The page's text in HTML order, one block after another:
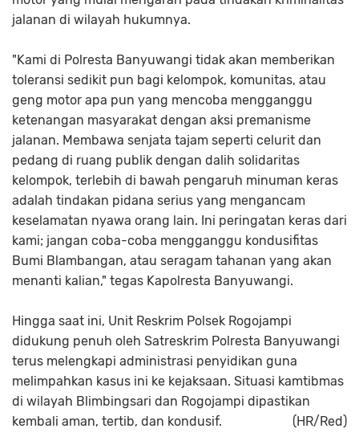
jalanan di wilayah hukumnya.
"Kami di Polresta Banyuwangi tidak akan memberikan
toleransi sedikit pun bagi kelompok, komunitas, atau
geng motor apa pun yang mencoba mengganggu
ketenangan masyarakat dengan aksi premanisme
jalanan. Membawa senjata tajam seperti celurit dan
pedang di ruang publik dengan dalih solidaritas
kelompok, terlebih di bawah pengaruh minuman keras
adalah tindakan pidana serius yang mengancam
keselamatan nyawa orang lain. Ini peringatan keras dari
kami; jangan coba-coba mengganggu kondusifitas
Bumi Blambangan, atau seragam tahanan yang akan
menanti kalian," tegas Kapolresta Banyuwangi.
Hingga saat ini, Unit Reskrim Polsek Rogojampi
didukung penuh oleh Satreskrim Polresta Banyuwangi
terus melengkapi administrasi penyidikan guna
melimpahkan kasus ini ke kejaksaan. Situasi kamtibmas
di wilayah Blimbingsari dan Rogojampi dipastikan
kembali aman, tertib, dan kondusif. (HR/Red)